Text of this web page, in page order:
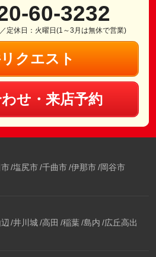
60-3232
定休日：火曜日(1～3月は無休で営業)
クエスト
せ・来店予約
塩尻市 千曲市 伊那市 岡谷市
井川城 高田 稲葉 島内 広丘高出